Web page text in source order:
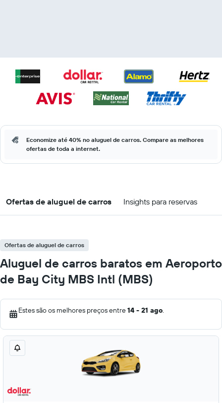
Economize até 40% no aluguel de carros. Compare as melhores
ofertas de toda a internet.
Ofertas de aluguel de carros Insights para reservas
Ofertas de aluguel de carros
Aluguel de carros baratos em Aeroporto
de Bay City MBS Intl (MBS)
Estes são os melhores preços entre14 - 21 ago.